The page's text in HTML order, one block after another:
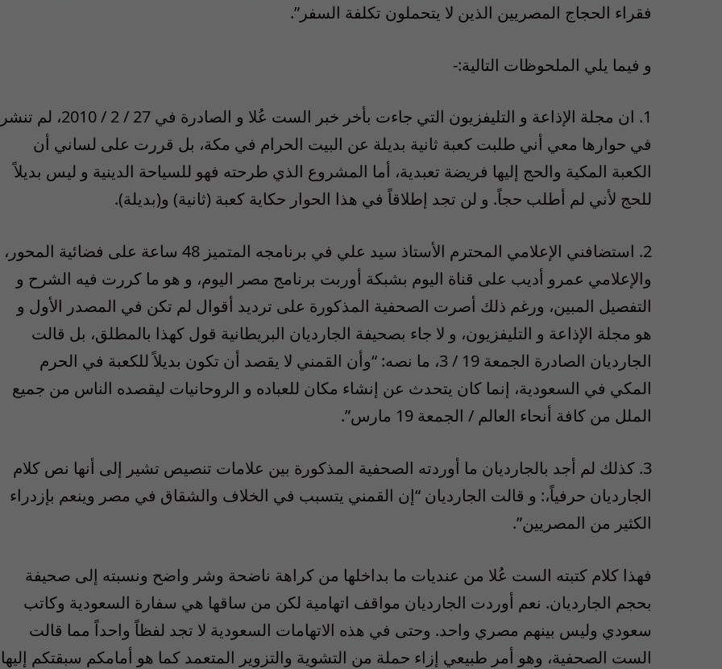
فقراء الحجاج المصريين الذين لا يتحملون تكلفة السفر”.
و فيما يلي الملحوظات التالية:-
1. ان مجلة الإذاعة و التليفزيون التي جاءت بأخر خبر الست عُلا و الصادرة في 27 / 2 / 2010، لم تنشر
في حوارها معي أني طلبت كعبة ثانية بديلة عن البيت الحرام في مكة، بل قررت على لساني أن
الكعبة المكية والحج إليها فريضة تعبدية، أما المشروع الذي طرحته فهو للسياحة الدينية و ليس بديلاً
للحج لأني لم أطلب حجاً. و لن تجد إطلاقاً في هذا الحوار حكاية كعبة (ثانية) و(بديلة).
2. استضافني الإعلامي المحترم الأستاذ سيد علي في برنامجه المتميز 48 ساعة على فضائية المحور،
والإعلامي عمرو أديب على قناة اليوم بشبكة أوربت برنامج مصر اليوم، و هو ما كررت فيه الشرح و
التفصيل المبين، ورغم ذلك أصرت الصحفية المذكورة على ترديد أقوال لم تكن في المصدر الأول و
هو مجلة الإذاعة و التليفزيون، و لا جاء بصحيفة الجارديان البريطانية قول كهذا بالمطلق، بل قالت
الجارديان الصادرة الجمعة 19 / 3، ما نصه: “وأن القمني لا يقصد أن تكون بديلاً للكعبة في الحرم
المكي في السعودية، إنما كان يتحدث عن إنشاء مكان للعباده و الروحانيات ليقصده الناس من جميع
الملل من كافة أنحاء العالم / الجمعة 19 مارس”.
3. كذلك لم أجد بالجارديان ما أوردته الصحفية المذكورة بين علامات تنصيص تشير إلى أنها نص كلام
الجارديان حرفياً،: و قالت الجارديان “إن القمني يتسبب في الخلاف والشقاق في مصر وينعم بإزدراء
الكثير من المصريين”.
فهذا كلام كتبته الست عُلا من عنديات ما بداخلها من كراهة ناضحة وشر واضح ونسبته إلى صحيفة
بحجم الجارديان. نعم أوردت الجارديان مواقف اتهامية لكن من ساقها هي سفارة السعودية وكاتب
سعودي وليس بينهم مصري واحد. وحتى في هذه الاتهامات السعودية لا تجد لفظاً واحداً مما قالت
الست الصحفية، وهو أمر طبيعي إزاء حملة من التشوية والتزوير المتعمد كما هو أمامكم سبقتكم إليها